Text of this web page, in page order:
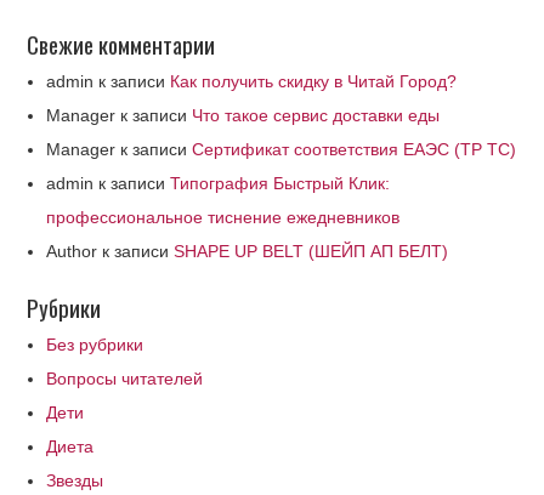
Свежие комментарии
admin к записи Как получить скидку в Читай Город?
Manager к записи Что такое сервис доставки еды
Manager к записиСертификат соответствия ЕАЭС (ТР ТС)
admin к записиТипография Быстрый Клик:
профессиональное тиснение ежедневников
Author к записиSHAPE UP BELT (ШЕЙП АП БЕЛТ)
Рубрики
Без рубрики
Вопросы читателей
Дети
Диета
Звезды